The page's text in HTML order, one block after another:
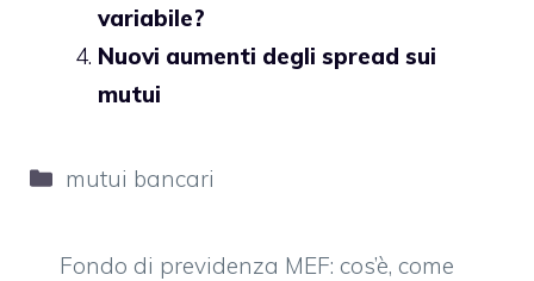
variabile?
Nuovi aumenti degli spread sui
mutui
Categorie
mutui bancari
Fondo di previdenza MEF: cos’è, come